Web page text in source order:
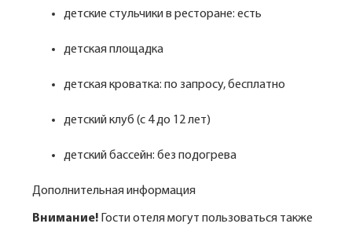
детские стульчики в ресторане: есть
детская площадка
детская кроватка: по запросу, бесплатно
детский клуб (с 4 до 12 лет)
детский бассейн: без подогрева
Дополнительная информация
Внимание! Гости отеля могут пользоваться также